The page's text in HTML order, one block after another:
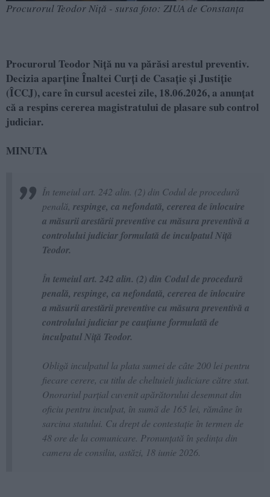
Procurorul Teodor Niță - sursa foto: ZIUA de Constanța
Procurorul Teodor Niță nu va părăsi arestul preventiv.
Decizia aparține Înaltei Curți de Casație și Justiție
(ÎCCJ), care în cursul acestei zile, 18.06.2026, a anunțat
că a respins cererea magistratului de plasare sub control
judiciar.
MINUTA
În temeiul art. 242 alin. (2) din Codul de procedură
penală, respinge, ca nefondată, cererea de înlocuire
a măsurii arestării preventive cu măsura preventivă a
controlului judiciar formulată de inculpatul Niţă
Teodor.
În temeiul art. 242 alin. (2) din Codul de procedură
penală, respinge, ca nefondată, cererea de înlocuire
a măsurii arestării preventive cu măsura preventivă a
controlului judiciar pe cauţiune formulată de
inculpatul Niţă Teodor.
Obligă inculpatul la plata sumei de câte 200 lei pentru
fiecare cerere, cu titlu de cheltuieli judiciare către stat.
Onorariul parţial cuvenit apărătorului desemnat din
oficiu pentru inculpat, în sumă de 165 lei, rămâne în
sarcina statului. Cu drept de contestaţie în termen de
48 ore de la comunicare. Pronunțată în şedinţa din
camera de consiliu, astăzi, 18 iunie 2026.